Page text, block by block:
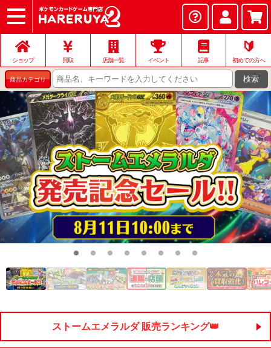
ショップ
店頭買取
ネット買取
店舗一覧
イベント
お問い合わせ
ショップ 買取 店舗一覧 イベント 記事
🔰
初めての方へ
商品カテゴリ 検索
ストームエメラルダ 販売ランキング👑